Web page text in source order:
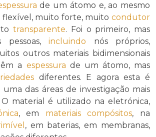
de um átomo e, ao mesmo
muito forte, muito condutor
transparente. Foi o primeiro, mas
pessoas, incluindo nós próprios,
outros materiais bidimensionais
a espessura de um átomo, mas
diferentes. E agora esta é
uma das áreas de investigação mais
O material é utilizado na eletrónica,
, em materiais compósitos, na
, em baterias, em membranas,